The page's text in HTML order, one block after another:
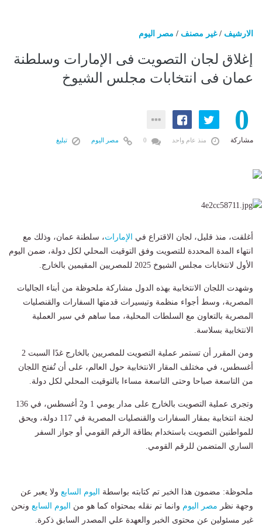
الارشيف /غير مصنف / مصر اليوم
إغلاق لجان التصويت فى الإمارات وسلطنة
عمان فى انتخابات مجلس الشيوخ
0
مشاركة منذ عام واحد مصر اليوم تبليغ
أغلقت، منذ قليل، لجان الاقتراع في الإمارات، سلطنة عمان، وذلك مع
انتهاء المدة المحددة للتصويت وفق التوقيت المحلي لكل دولة، ضمن اليوم
الأول لانتخابات مجلس الشيوخ 2025 للمصريين المقيمين بالخارج.
وشهدت اللجان الانتخابية بهذه الدول مشاركة ملحوظة من أبناء الجاليات
المصرية، وسط أجواء منظمة وتيسيرات قدمتها السفارات والقنصليات
المصرية بالتعاون مع السلطات المحلية، مما ساهم في سير العملية
الانتخابية بسلاسة.
ومن المقرر أن تستمر عملية التصويت للمصريين بالخارج غدًا السبت 2
أغسطس، في مختلف المقار الانتخابية حول العالم، على أن تُفتح اللجان
من التاسعة صباحا وحتى التاسعة مساءا بالتوقيت المحلي لكل دولة.
وتجرى عملية التصويت بالخارج على مدار يومي 1 و2 أغسطس، في 136
لجنة انتخابية بمقار السفارات والقنصليات المصرية في 117 دولة، ويحق
للمواطنين التصويت باستخدام بطاقة الرقم القومي أو جواز السفر
الساري المتضمن للرقم القومي.
ملحوظة: مضمون هذا الخبر تم كتابته بواسطة اليوم السابع ولا يعبر عن
وجهة نظر مصر اليوم وانما تم نقله بمحتواه كما هو من اليوم السابع ونحن
غير مسئولين عن محتوى الخبر والعهدة علي المصدر السابق ذكرة.